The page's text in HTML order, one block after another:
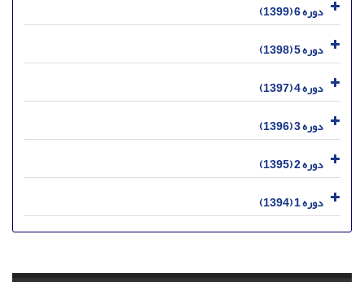
دوره 6 (1399)
دوره 5 (1398)
دوره 4 (1397)
دوره 3 (1396)
دوره 2 (1395)
دوره 1 (1394)